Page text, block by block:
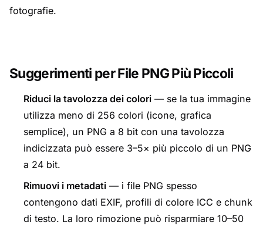
fotografie.
Suggerimenti per File PNG Più Piccoli
Riduci la tavolozza dei colori — se la tua immagine
utilizza meno di 256 colori (icone, grafica
semplice), un PNG a 8 bit con una tavolozza
indicizzata può essere 3–5× più piccolo di un PNG
a 24 bit.
Rimuovi i metadati — i file PNG spesso
contengono dati EXIF, profili di colore ICC e chunk
di testo. La loro rimozione può risparmiare 10–50